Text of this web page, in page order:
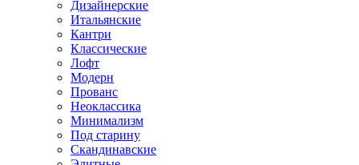
Дизайнерские
Итальянские
Кантри
Классические
Лофт
Модерн
Прованс
Неоклассика
Минимализм
Под старину
Скандинавские